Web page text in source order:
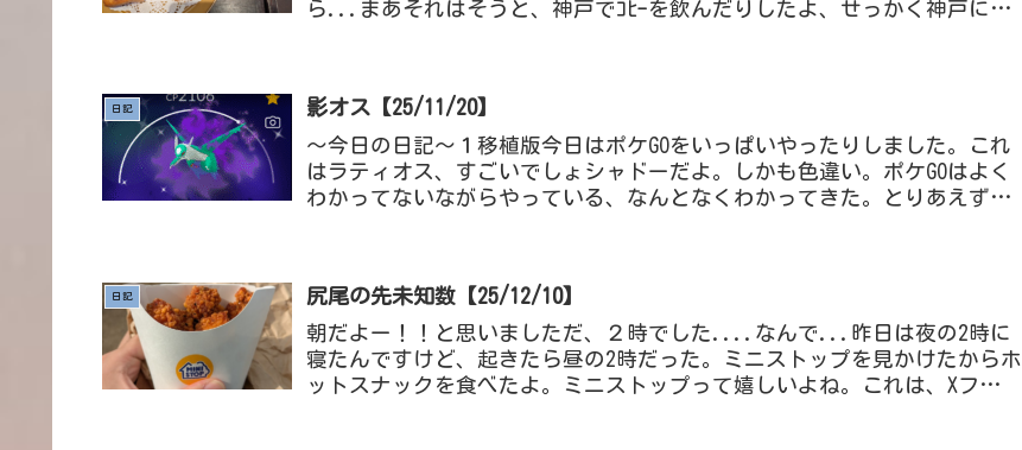
ら...まあそれはそうと、神戸でｺﾋｰを飲んだりしたよ、せっかく神戸に来
日記 影オス【25/11/20】
～今日の日記～１移植版今日はポケGOをいっぱいやったりしました。これ
はラティオス、すごいでしょシャドーだよ。しかも色違い。ポケGOはよく
わかってないながらやっている、なんとなくわかってきた。とりあえずCP
日記 尻尾の先未知数【25/12/10】
朝だよー！！と思いましただ、２時でした....なんで...昨日は夜の2時に
寝たんですけど、起きたら昼の2時だった。ミニストップを見かけたからホ
ットスナックを食べたよ。ミニストップって嬉しいよね。これは、Xフライ